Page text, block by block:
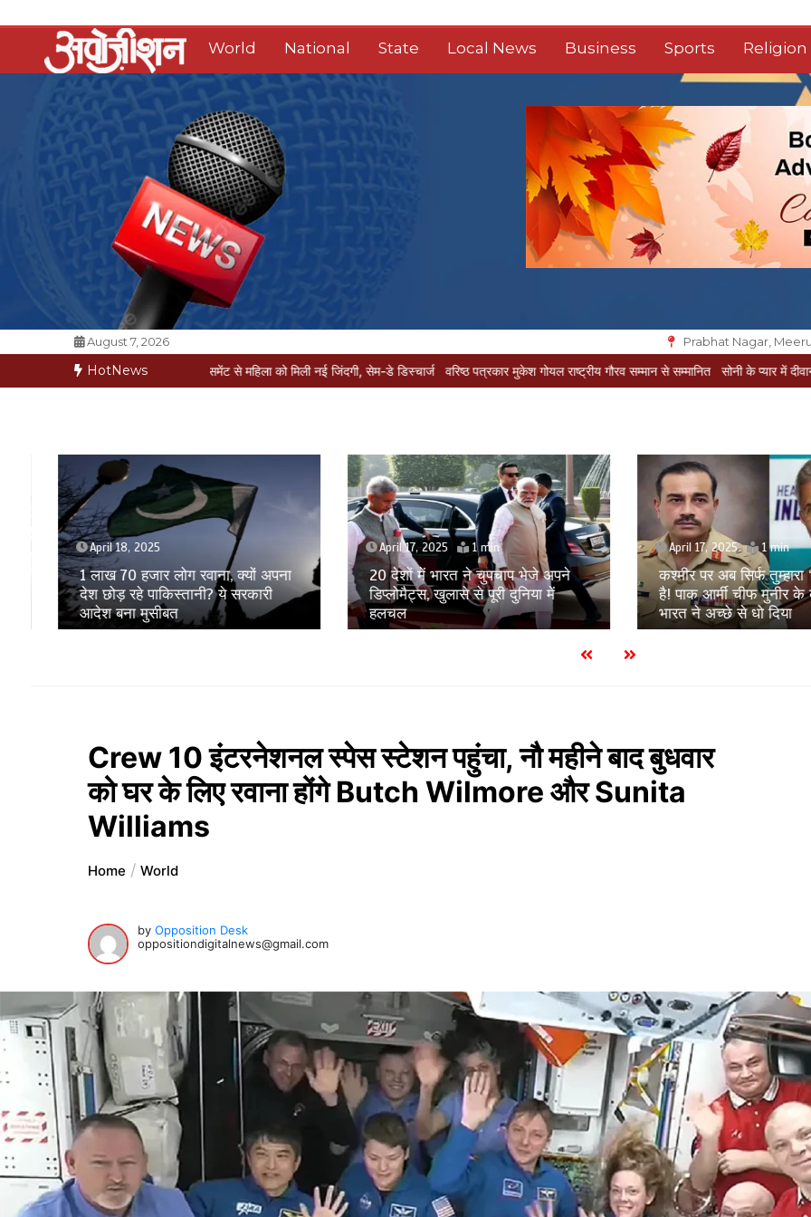
to
content
World National State Local News Business Sports Religion
Opposition Digital
August 7, 2026 Prabhat Nagar,
HotNews
मैक्स में नी-रिप्लेसमेंट से महिला को मिली नई जिंदगी, सेम-डे डिस्चार्ज वरिष्ठ पत्रकार मुकेश गोयल राष्ट्रीय गौरव सम्मान से सम्मानित सोनी के प्यार में दीवानी सीता पहुंची
April 18, 2025
1 लाख 70 हजार लोग रवाना, क्यों अपना
देश छोड़ रहे पाकिस्तानी? ये सरकारी
आदेश बना मुसीबत
April 17, 2025 1 min
20 देशों में भारत ने चुपचाप भेजे अपने
डिप्लोमैट्स, खुलासे से पूरी दुनिया में
हलचल
April 17, 2025 1 min
कश्मीर पर अब सिर्फ तुम्हारा
है! पाक आर्मी चीफ मुनीर के
भारत ने अच्छे से धो दिया
Crew 10 इंटरनेशनल स्पेस स्टेशन पहुंचा, नौ महीने बाद बुधवार
को घर के लिए रवाना होंगे Butch Wilmore और Sunita
Williams
Home World
by Opposition Desk
oppositiondigitalnews@gmail.com